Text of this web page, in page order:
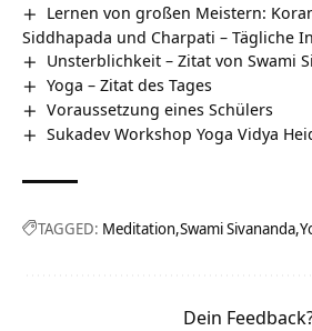
Lernen von großen Meistern:
Siddhapada und Charpati – Tägliche
Unsterblichkeit – Zitat von Swami
Yoga – Zitat des Tages
Voraussetzung eines Schülers
Sukadev Workshop Yoga Vidya
TAGGED: Meditation Swami Sivananda
Dein